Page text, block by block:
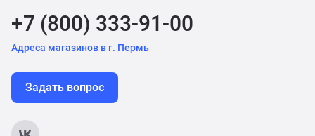
+7 (800) 333-91-00
Адреса магазинов в г. Пермь
Задать вопрос